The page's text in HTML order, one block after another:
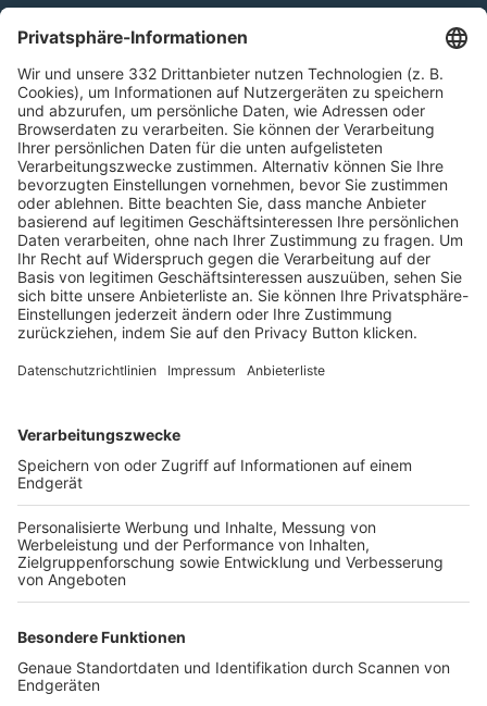
Kontakt
HÄUFIG BESUCHTE SEITEN
Pässe und Vereinswechsel
Trainerausbildung
Schulungsangebot Vereinsmitarbeiter
BFV-Geschäftsstellen
Trainerbörse
Login SpielPlus
FOLGE DEM BFV
TOP-VEREINE
TOP-PARTNER